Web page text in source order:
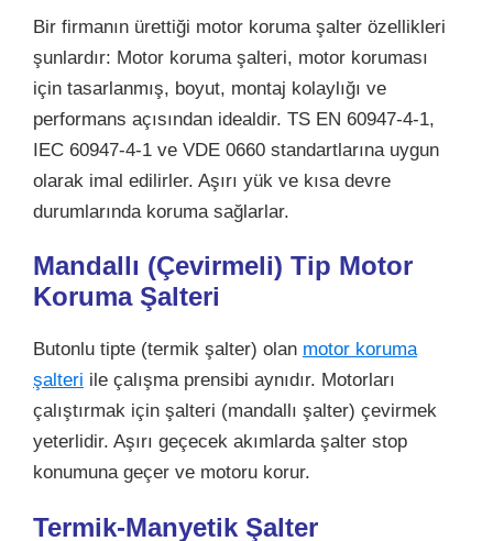
Bir firmanın ürettiği motor koruma şalter özellikleri
şunlardır: Motor koruma şalteri, motor koruması
için tasarlanmış, boyut, montaj kolaylığı ve
performans açısından idealdir. TS EN 60947-4-1,
IEC 60947-4-1 ve VDE 0660 standartlarına uygun
olarak imal edilirler. Aşırı yük ve kısa devre
durumlarında koruma sağlarlar.
Mandallı (Çevirmeli) Tip Motor
Koruma Şalteri
Butonlu tipte (termik şalter) olan motor koruma
şalteri ile çalışma prensibi aynıdır. Motorları
çalıştırmak için şalteri (mandallı şalter) çevirmek
yeterlidir. Aşırı geçecek akımlarda şalter stop
konumuna geçer ve motoru korur.
Termik-Manyetik Şalter